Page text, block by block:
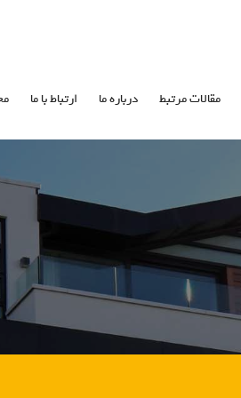
مقالات مرتبط درباره ما ارتباط با ما